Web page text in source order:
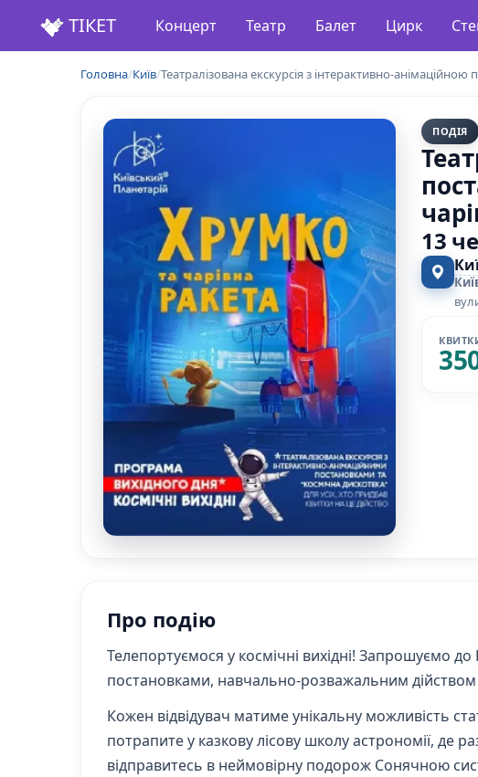
ТІКЕТ Концерт Театр Балет Цирк
Головна/Київ/Театралізована екскурсія з інтерактивно-
ПОДІЯ
13
Про подію
Телепортуємося у космічні вихідні! Запрошуємо до
постановками, навчально-розважальним
Кожен відвідувач матиме унікальну можливість
потрапите у казкову лісову школу астрономії, де
відправитесь в неймовірну подорож Сонячною